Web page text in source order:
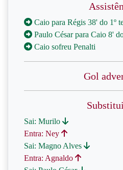
Caio para Régis 38' do 1º
Paulo César para Caio 8'
Caio sofreu Penalti
Gol
Sai: Murilo
Entra: Ney
Sai: Magno Alves
Entra: Agnaldo